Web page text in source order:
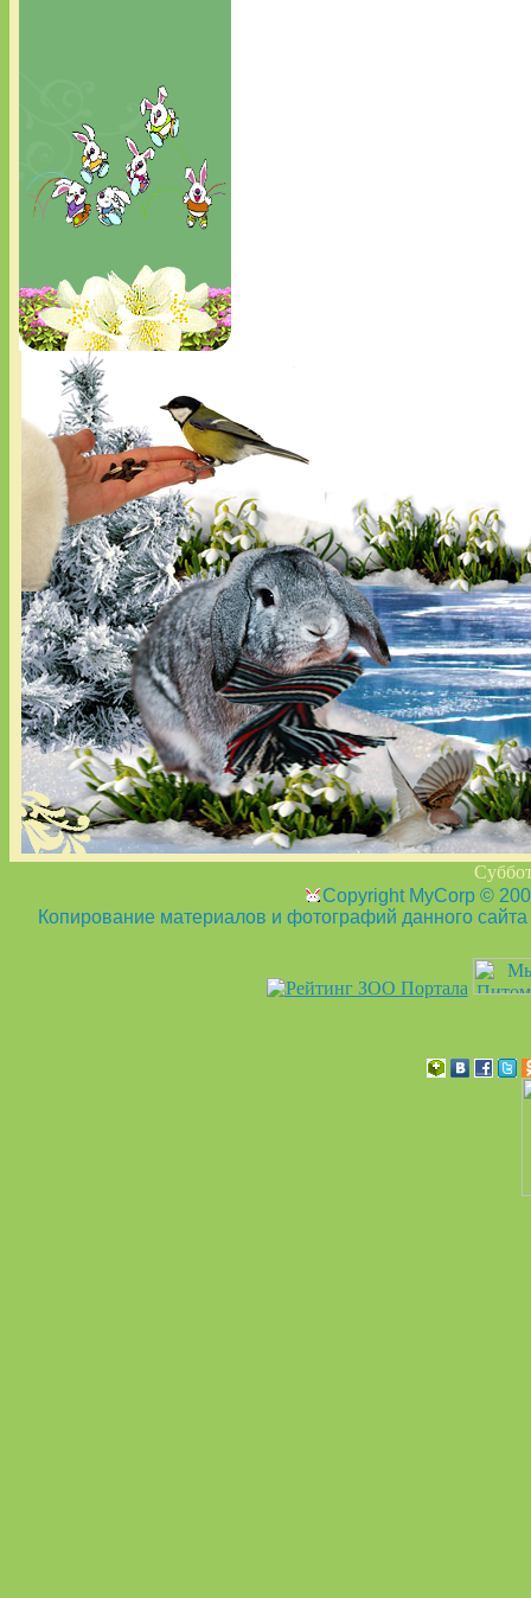
Copyright MyCorp ©
Копирование материалов и фотографий данного